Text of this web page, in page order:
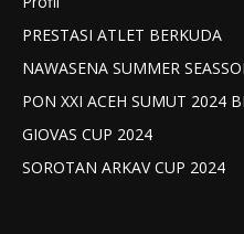
PRESTASI ATLET BERKUDA
NAWASENA SUMMER
PON XXI ACEH SUMUT 2024
GIOVAS CUP 2024
SOROTAN ARKAV CUP 2024